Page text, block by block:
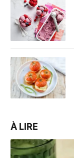
À LIRE